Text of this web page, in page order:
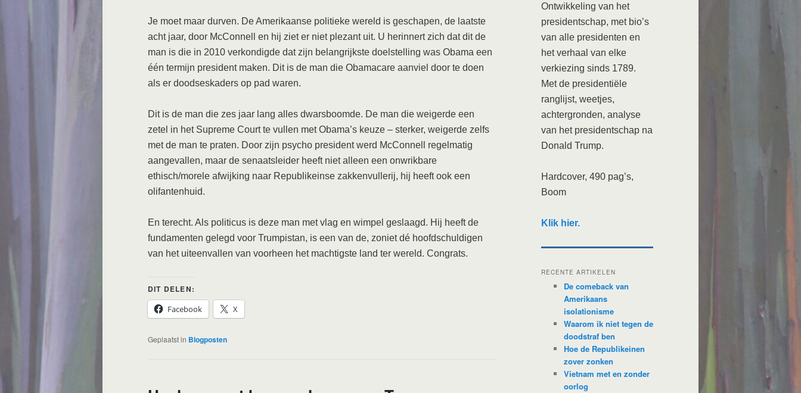
Je moet maar durven. De Amerikaanse politieke wereld is geschapen, de laatste
acht jaar, door McConnell en hij ziet er niet plezant uit. U herinnert zich dat dit de
man is die in 2010 verkondigde dat zijn belangrijkste doelstelling was Obama een
één termijn president maken. Dit is de man die Obamacare aanviel door te doen
als er doodseskaders op pad waren.
Dit is de man die zes jaar lang alles dwarsboomde. De man die weigerde een
zetel in het Supreme Court te vullen met Obama’s keuze – sterker, weigerde zelfs
met de man te praten. Door zijn psycho president werd McConnell regelmatig
aangevallen, maar de senaatsleider heeft niet alleen een onwrikbare
ethisch/morele afwijking naar Republikeinse zakkenvullerij, hij heeft ook een
olifantenhuid.
En terecht. Als politicus is deze man met vlag en wimpel geslaagd. Hij heeft de
fundamenten gelegd voor Trumpistan, is een van de, zoniet dé hoofdschuldigen
van het uiteenvallen van voorheen het machtigste land ter wereld. Congrats.
DIT DELEN:
Facebook
X
Geplaatst in Blogposten
Ontwikkeling van het
presidentschap, met bio’s
van alle presidenten en
het verhaal van elke
verkiezing sinds 1789.
Met de presidentiële
ranglijst, weetjes,
achtergronden, analyse
van het presidentschap na
Donald Trump.
Hardcover, 490 pag’s,
Boom
Klik hier.
RECENTE ARTIKELEN
De comeback van
Amerikaans
isolationisme
Waarom ik niet tegen de
doodstraf ben
Hoe de Republikeinen
zover zonken
Vietnam met en zonder
oorlog